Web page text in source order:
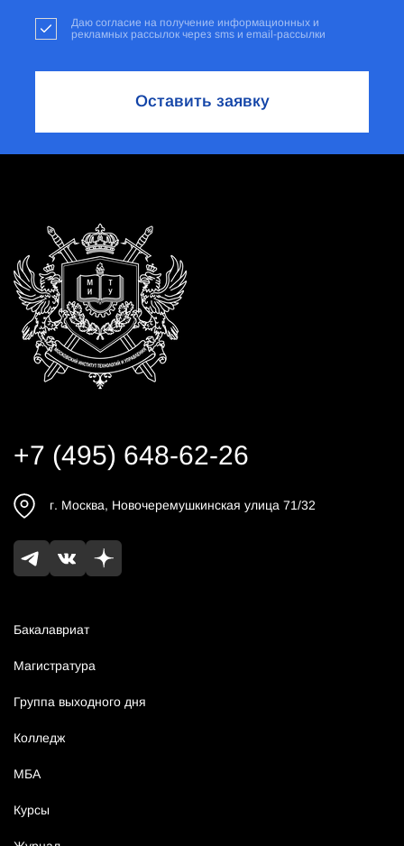
Даю согласие на получение информационных и
рекламных рассылок через sms и email-рассылки
Оставить заявку
Бакалавриат
Магистратура
Группа выходного дня
Колледж
МБА
Курсы
+7 (495) 648-62-26
г. Москва, Новочеремушкинская улица 71/32